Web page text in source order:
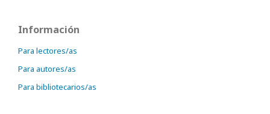
Información
Para lectores/as
Para autores/as
Para bibliotecarios/as